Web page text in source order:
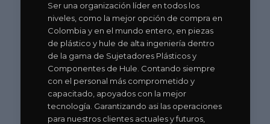
Ser una organización líder en todos los
niveles, como la mejor opción de compra en
Colombia y en el mundo entero, en piezas
de plástico y hule de alta ingeniería dentro
de la gama de Sujetadores Plásticos y
Componentes de Hule. Contando siempre
con el personal más comprometido y
capacitado, apoyados con la mejor
tecnología. Garantizando asi las operaciones
para nuestros clientes actuales y futuros,